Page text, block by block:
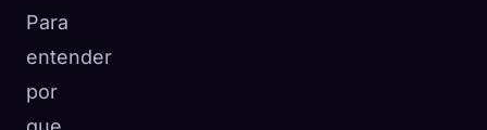
Para
entender
por